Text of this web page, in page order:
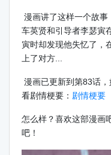
漫画讲了这样一个故
车英贤和引导者李瑟寅
寅时却发现他失忆了，
上了对方...
漫画已更新到第83话
看剧情梗要： 剧情梗要
怎么样？喜欢这部漫画
吧！